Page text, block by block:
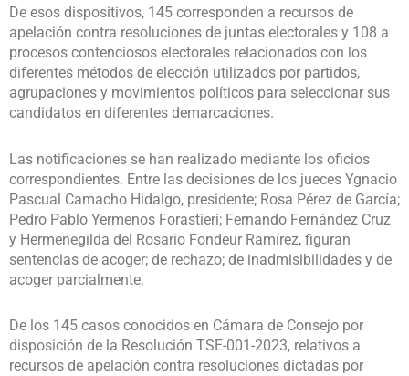
De esos dispositivos, 145 corresponden a recursos de
apelación contra resoluciones de juntas electorales y 108 a
procesos contenciosos electorales relacionados con los
diferentes métodos de elección utilizados por partidos,
agrupaciones y movimientos políticos para seleccionar sus
candidatos en diferentes demarcaciones.
Las notificaciones se han realizado mediante los oficios
correspondientes. Entre las decisiones de los jueces Ygnacio
Pascual Camacho Hidalgo, presidente; Rosa Pérez de García;
Pedro Pablo Yermenos Forastieri; Fernando Fernández Cruz
y Hermenegilda del Rosario Fondeur Ramírez, figuran
sentencias de acoger; de rechazo; de inadmisibilidades y de
acoger parcialmente.
De los 145 casos conocidos en Cámara de Consejo por
disposición de la Resolución TSE-001-2023, relativos a
recursos de apelación contra resoluciones dictadas por